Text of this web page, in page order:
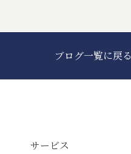
ブログ一覧に戻る
サービス